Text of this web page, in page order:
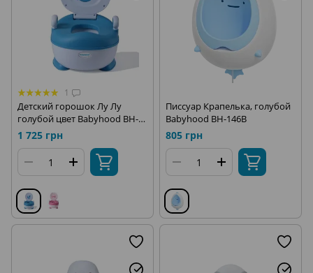
1
Детский горошок Лу Лу
голубой цвет Babyhood BH-
128B
1 725 грн
Писсуар Крапелька, голубой
Babyhood BH-146B
805 грн